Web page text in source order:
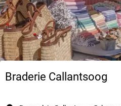
Braderie Callantsoog